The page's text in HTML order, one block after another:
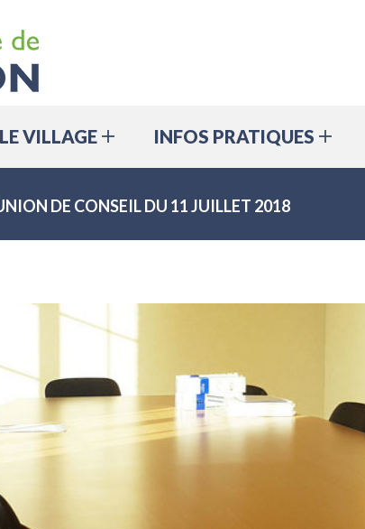
LE VILLAGE INFOS PRATIQUES
DE CONSEIL DU 11 JUILLET 2018